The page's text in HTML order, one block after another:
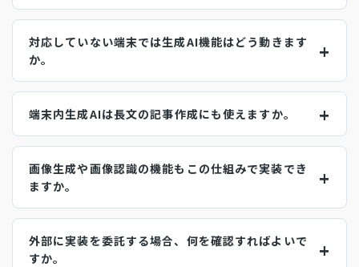
対応していない端末では生成AI機能はどう動きます
か。
端末内生成AIは長文の記事作成にも使えますか。
画像生成や画像認識の機能もこの仕組みで実装でき
ますか。
外部に実装を委託する場合、何を確認すればよいで
すか。